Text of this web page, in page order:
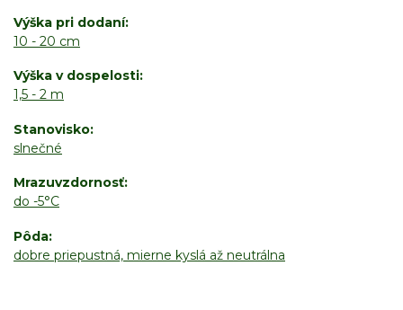
Výška pri dodaní
10 - 20 cm
Výška v dospelosti
1,5 - 2 m
Stanovisko
slnečné
Mrazuvzdornosť
do -5°C
Pôda
dobre priepustná, mierne kyslá až neutrálna